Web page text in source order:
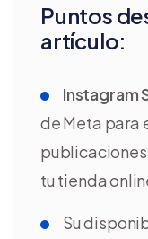
Puntos
artículo:
Instagram
de Meta para
tu tienda
Su